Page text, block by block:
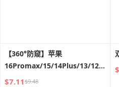
【360°防窥】苹果
16Promax/15/14Plus/13/12/11/
全屏隐私防偷窥钢化膜
$7.11$9.48